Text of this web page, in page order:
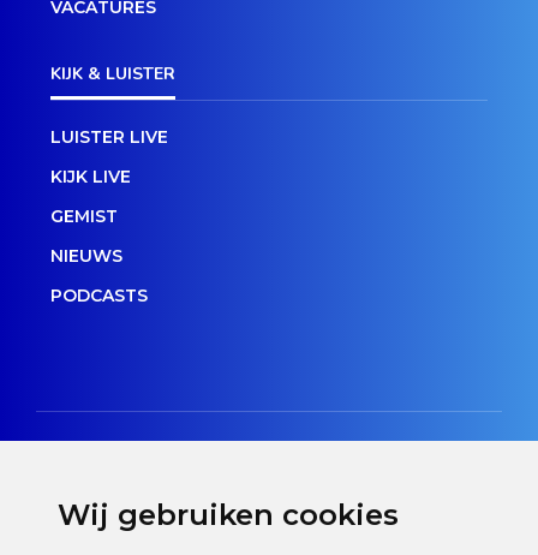
Wij gebruiken cookies
VACATURES
KIJK & LUISTER
LUISTER LIVE
KIJK LIVE
GEMIST
NIEUWS
PODCASTS